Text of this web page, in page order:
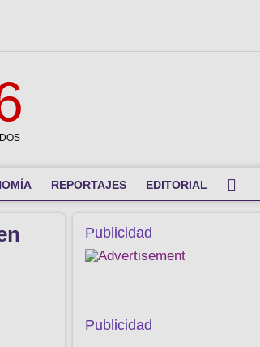
REPORTAJES EDITORIAL
Publicidad
Publicidad